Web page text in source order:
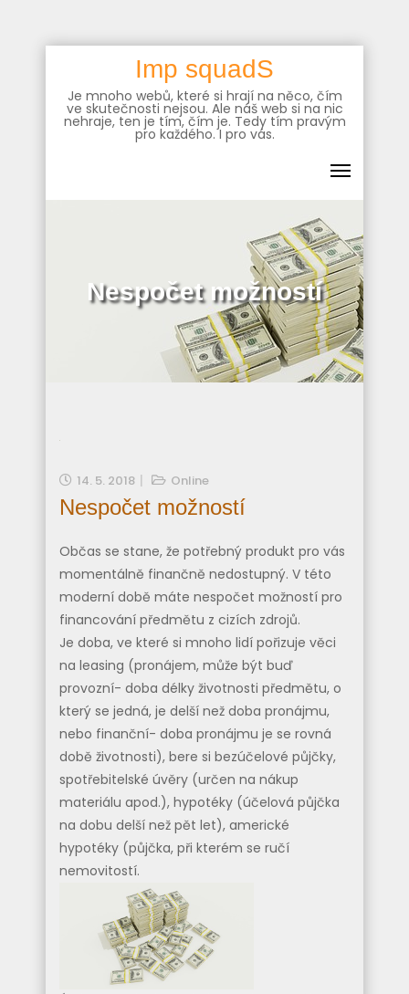
content
Imp squadS
Je mnoho webů, které si hrají na něco, čím
ve skutečnosti nejsou. Ale náš web si na nic
nehraje, ten je tím, čím je. Tedy tím pravým
pro každého. I pro vás.
Nespočet možností
14. 5. 2018 Online
Nespočet možností
Občas se stane, že potřebný produkt pro vás
momentálně finančně nedostupný. V této
moderní době máte nespočet možností pro
financování předmětu z cizích zdrojů.
Je doba, ve které si mnoho lidí pořizuje věci
na leasing (pronájem, může být buď
provozní- doba délky životnosti předmětu, o
který se jedná, je delší než doba pronájmu,
nebo finanční- doba pronájmu je se rovná
době životnosti), bere si bezúčelové půjčky,
spotřebitelské úvěry (určen na nákup
materiálu apod.), hypotéky (účelová půjčka
na dobu delší než pět let), americké
hypotéky (půjčka, při kterém se ručí
nemovitostí.